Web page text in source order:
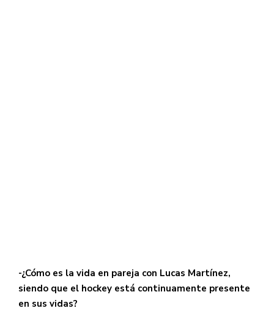
-¿Cómo es la vida en pareja con Lucas Martínez,
siendo que el hockey está continuamente presente
en sus vidas?